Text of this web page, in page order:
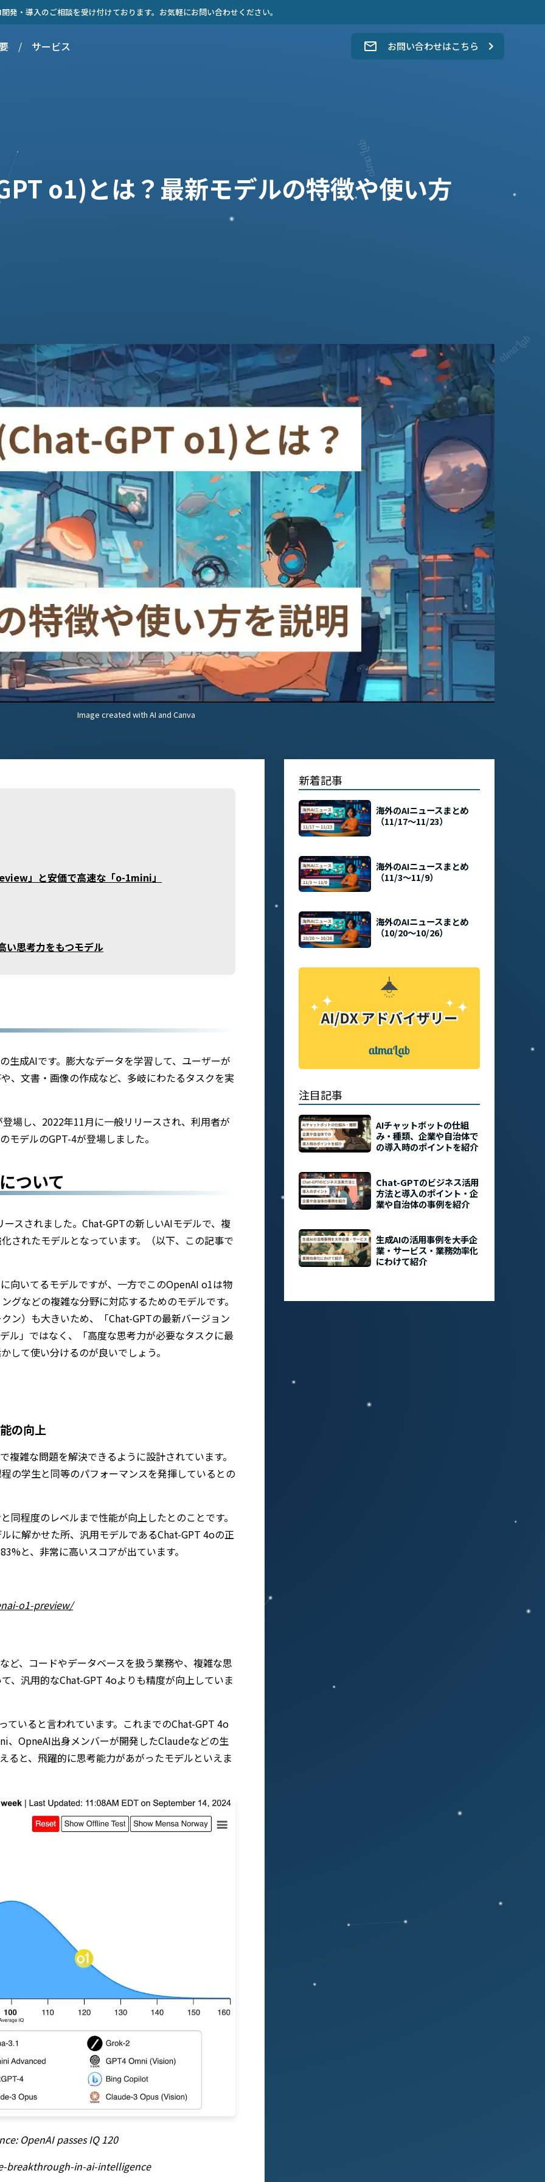
発・導入のご相談を受け付けております。お気軽にお問い合わせください。
/ サービス お問い合わせはこちら
o1)とは？最新モデルの特徴や使い方
Image created with AI and Canva
」と安価で高速な「o-1mini」
思考力をもつモデル
生成AIです。膨大なデータを学習して、ユーザーが
、文書・画像の作成など、多岐にわたるタスクを実
場し、2022年11月に一般リリースされ、利用者が
デルのGPT-4が登場しました。
ついて
スされました。Chat-GPTの新しいAIモデルで、複
されたモデルとなっています。（以下、この記事で
向いてるモデルですが、一方でこのOpenAI o1は物
グなどの複雑な分野に対応するためのモデルです。
ン）も大きいため、「Chat-GPTの最新バージョン
ル」ではなく、「高度な思考力が必要なタスクに最
して使い分けるのが良いでしょう。
の向上
雑な問題を解決できるように設計されています。
の学生と同等のパフォーマンスを発揮しているとの
同程度のレベルまで性能が向上したとのことです。
に解かせた所、汎用モデルであるChat-GPT 4oの正
と、非常に高いスコアが出ています。
o1-preview/
ど、コードやデータベースを扱う業務や、複雑な思
、汎用的なChat-GPT 4oよりも精度が向上していま
ていると言われています。これまでのChat-GPT 4o
OpneAI出身メンバーが開発したClaudeなどの生
ると、飛躍的に思考能力があがったモデルといえま
OpenAI passes IQ 120
breakthrough-in-ai-intelligence
新着記事
海外のAIニュースまとめ
（11/17〜11/23）
海外のAIニュースまとめ
（11/3〜11/9）
海外のAIニュースまとめ
（10/20〜10/26）
注目記事
AIチャットボットの仕組
み・種類、企業や自治体で
の導入時のポイントを紹介
Chat-GPTのビジネス活用
方法と導入のポイント・企
業や自治体の事例を紹介
生成AIの活用事例を大手企
業・サービス・業務効率化
にわけて紹介